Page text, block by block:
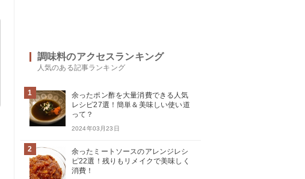
調味料のアクセスランキング
人気のある記事ランキング
1
余ったポン酢を大量消費できる人気
レシピ27選！簡単＆美味しい使い道
って？
2024年03月23日
2
余ったミートソースのアレンジレシ
ピ22選！残りもリメイクで美味しく
消費！